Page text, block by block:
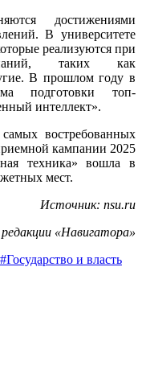
достижениями
В университете
реализуются при
таких как
В прошлом году в
подготовки топ-
интеллект».
востребованных
кампании 2025
техника» вошла в
мест.
Источник: nsu.ru
«Навигатора»
#Государство и власть